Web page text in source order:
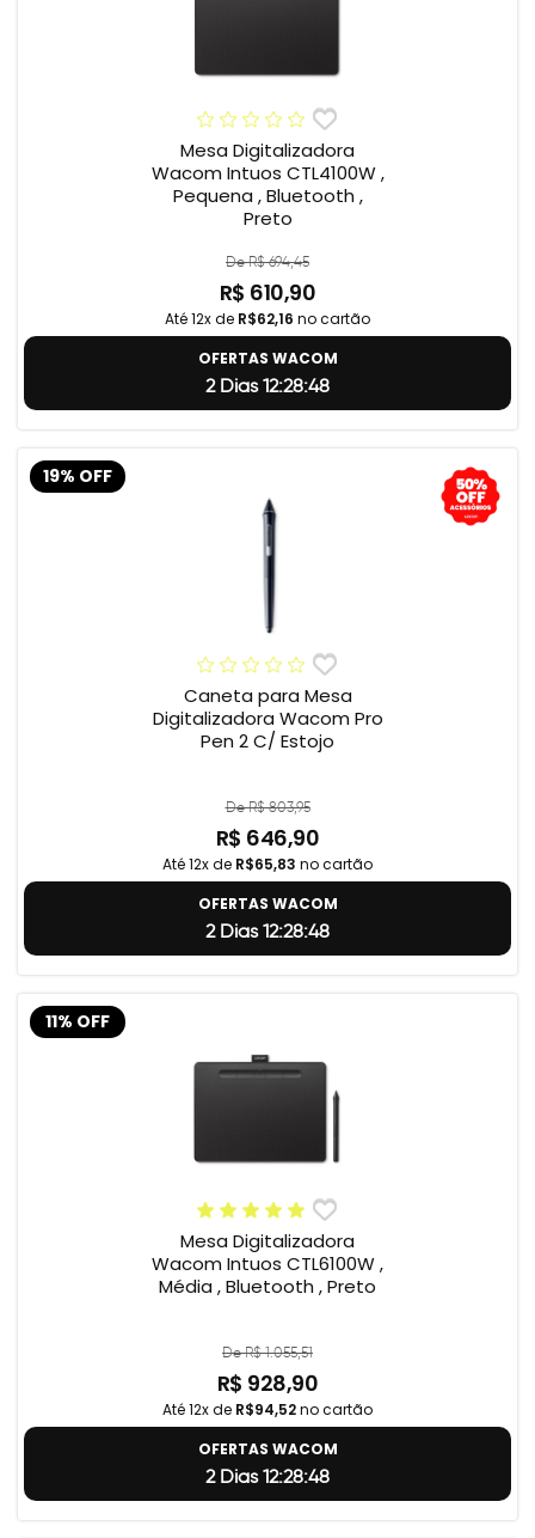
Mesa Digitalizadora
Wacom Intuos CTL4100W ,
Pequena , Bluetooth ,
Preto
De R$ 694,45
R$ 610,90
Até 12x de R$62,16 no cartão
OFERTAS WACOM
2 Dias 12:28:47
19% OFF
Caneta para Mesa
Digitalizadora Wacom Pro
Pen 2 C/ Estojo
De R$ 803,95
R$ 646,90
Até 12x de R$65,83 no cartão
OFERTAS WACOM
2 Dias 12:28:47
11% OFF
Mesa Digitalizadora
Wacom Intuos CTL6100W ,
Média , Bluetooth , Preto
De R$ 1.055,51
R$ 928,90
Até 12x de R$94,52no cartão
OFERTAS WACOM
2 Dias 12:28:47